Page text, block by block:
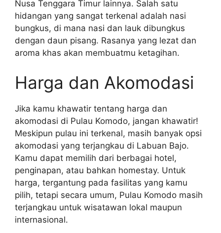
Nusa Tenggara Timur lainnya. Salah satu
hidangan yang sangat terkenal adalah nasi
bungkus, di mana nasi dan lauk dibungkus
dengan daun pisang. Rasanya yang lezat dan
aroma khas akan membuatmu ketagihan.
Harga dan Akomodasi
Jika kamu khawatir tentang harga dan
akomodasi di Pulau Komodo, jangan khawatir!
Meskipun pulau ini terkenal, masih banyak opsi
akomodasi yang terjangkau di Labuan Bajo.
Kamu dapat memilih dari berbagai hotel,
penginapan, atau bahkan homestay. Untuk
harga, tergantung pada fasilitas yang kamu
pilih, tetapi secara umum, Pulau Komodo masih
terjangkau untuk wisatawan lokal maupun
internasional.